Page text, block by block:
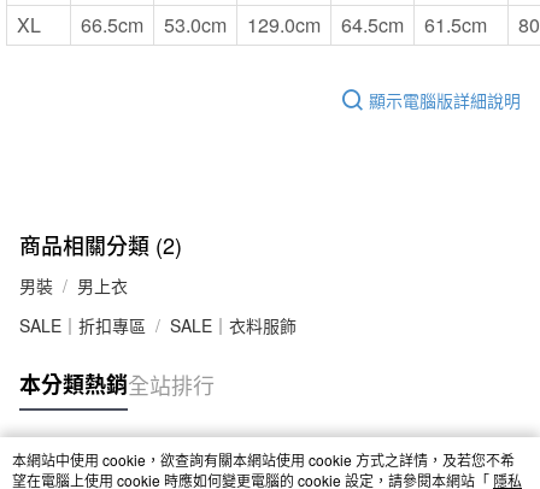
XL
66.5cm 53.0cm 129.0cm 64.5cm 61.5cm
顯示電腦版詳細說明
商品相關分類 (2)
男裝
男上衣
SALE｜折扣專區
SALE｜衣料服飾
本分類熱銷全站排行
熱門標籤
本網站中使用 cookie，欲查詢有關本網站使用 cookie 方式之詳情，及若您不希
望在電腦上使用 cookie 時應如何變更電腦的 cookie 設定，請參閱本網站「 隱私